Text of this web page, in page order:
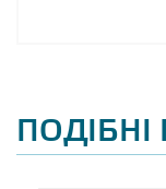
ПОДІБНІ